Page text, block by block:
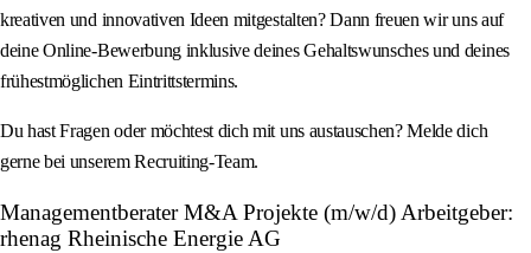
kreativen und innovativen Ideen mitgestalten? Dann freuen wir uns auf
deine Online-Bewerbung inklusive deines Gehaltswunsches und deines
frühestmöglichen Eintrittstermins.
Du hast Fragen oder möchtest dich mit uns austauschen? Melde dich
gerne bei unserem Recruiting-Team.
Managementberater M&A Projekte (m/w/d) Arbeitgeber:
rhenag Rheinische Energie AG